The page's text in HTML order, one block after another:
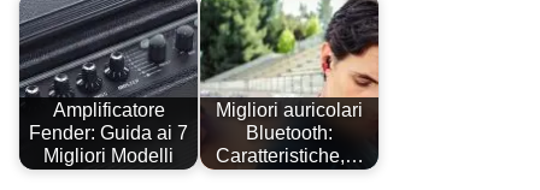
Amplificatore
Fender: Guida ai 7
Migliori Modelli
Migliori auricolari
Bluetooth:
Caratteristiche,…